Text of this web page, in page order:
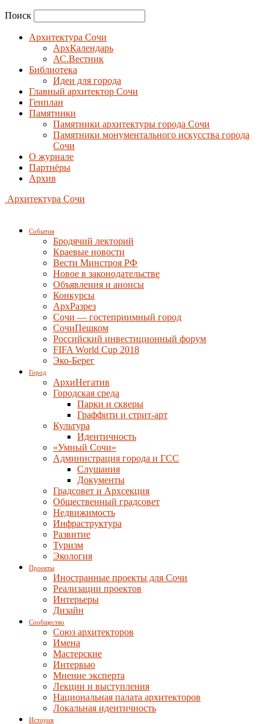
Поиск
Архитектура Сочи
АрхКалендарь
АС.Вестник
Библиотека
Идеи для города
Главный архитектор Сочи
Генплан
Памятники
Памятники архитектуры города Сочи
Памятники монументального искусства города
Сочи
О журнале
Партнёры
Архив
Архитектура Сочи
События
Бродячий лекторий
Краевые новости
Вести Минстроя РФ
Новое в законодательстве
Объявления и анонсы
Конкурсы
АрхРазрез
Сочи — гостеприимный город
СочиПешком
Российский инвестиционный форум
FIFA World Cup 2018
Эко-Берег
Город
АрхиНегатив
Городская среда
Парки и скверы
Граффити и стрит-арт
Культура
Идентичность
«Умный Сочи»
Администрация города и ГСС
Слушания
Документы
Градсовет и Архсекция
Общественный градсовет
Недвижимость
Инфраструктура
Развитие
Туризм
Экология
Проекты
Иностранные проекты для Сочи
Реализации проектов
Интерьеры
Дизайн
Сообщество
Союз архитекторов
Имена
Мастерские
Интервью
Мнение эксперта
Лекции и выступления
Национальная палата архитекторов
Локальная идентичность
История